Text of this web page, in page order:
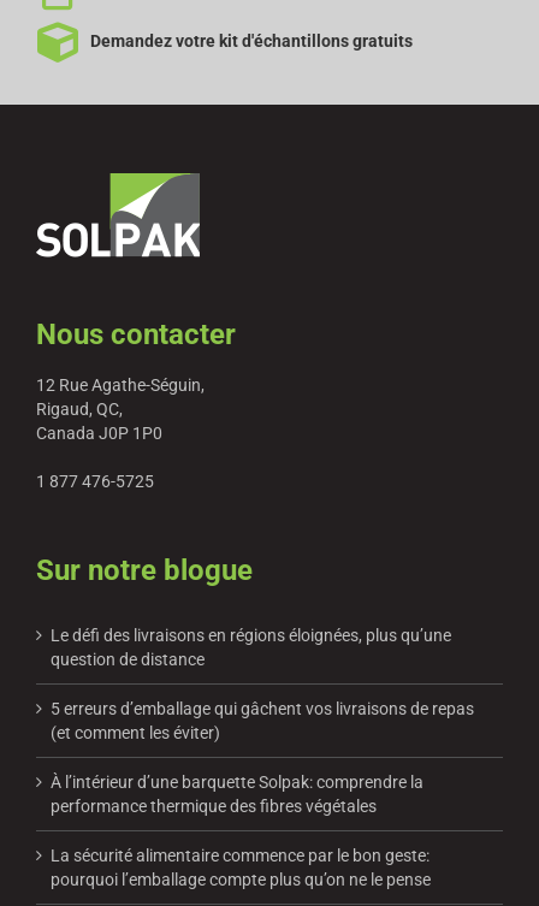
Demandez votre kit d'échantillons gratuits
Nous contacter
12 Rue Agathe-Séguin,
Rigaud, QC,
Canada J0P 1P0
1 877 476-5725
Sur notre blogue
Le défi des livraisons en régions éloignées, plus qu’une
question de distance
5 erreurs d’emballage qui gâchent vos livraisons de repas
(et comment les éviter)
À l’intérieur d’une barquette Solpak: comprendre la
performance thermique des fibres végétales
La sécurité alimentaire commence par le bon geste:
pourquoi l’emballage compte plus qu’on ne le pense